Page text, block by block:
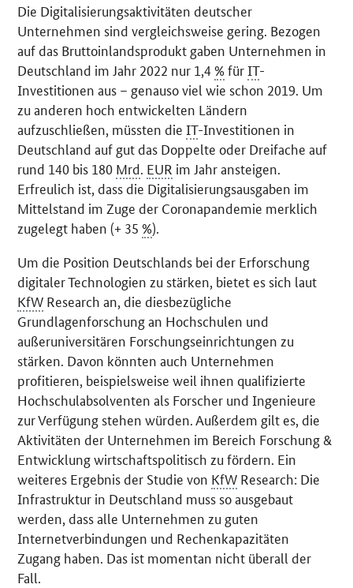
Die Digitalisierungsaktivitäten deutscher
Unternehmen sind vergleichsweise gering. Bezogen
auf das Bruttoinlandsprodukt gaben Unternehmen in
Deutschland im Jahr 2022 nur 1,4 % fürIT-
Investitionen aus – genauso viel wie schon 2019. Um
zu anderen hoch entwickelten Ländern
aufzuschließen, müssten dieIT-Investitionen in
Deutschland auf gut das Doppelte oder Dreifache auf
rund 140 bis 180 Mrd. EUR im Jahr ansteigen.
Erfreulich ist, dass die Digitalisierungsausgaben im
Mittelstand im Zuge der Coronapandemie merklich
zugelegt haben (+ 35 %).
Um die Position Deutschlands bei der Erforschung
digitaler Technologien zu stärken, bietet es sich laut
KfW Researchan, die diesbezügliche
Grundlagenforschung an Hochschulen und
außeruniversitären Forschungseinrichtungen zu
stärken. Davon könnten auch Unternehmen
profitieren, beispielsweise weil ihnen qualifizierte
Hochschulabsolventen als Forscher und Ingenieure
zur Verfügung stehen würden. Außerdem gilt es, die
Aktivitäten der Unternehmen im Bereich Forschung &
Entwicklung wirtschaftspolitisch zu fördern. Ein
weiteres Ergebnis der Studie von KfW Research: Die
Infrastruktur in Deutschland muss so ausgebaut
werden, dass alle Unternehmen zu guten
Internetverbindungen und Rechenkapazitäten
Zugang haben. Das ist momentan nicht überall der
Fall.